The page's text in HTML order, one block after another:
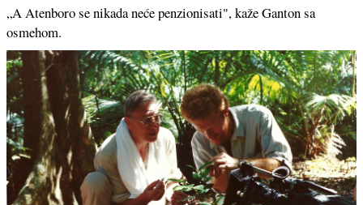
„A Atenboro se nikada neće penzionisati", kaže Ganton sa
osmehom.